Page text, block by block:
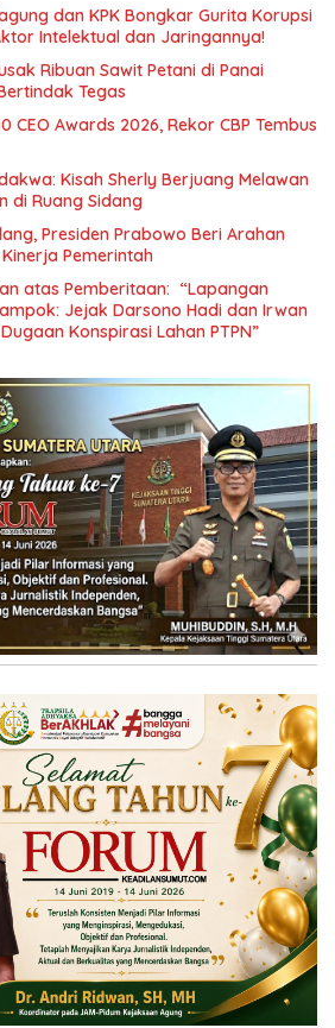
dan KPK Bongkar Gurita Korupsi
Intelektual dan Jaringannya!
Ribuan Sawit Petani di Panai
Tegas
CEO Awards 2026, Rekor CBP Tembus
Kisah Sherly Berjuang Melawan
di Ruang Sidang
Presiden Prabowo Beri Arahan
Pemerintah
atas Pemberitaan: “Lapangan
Jejak Darsono Hadi dan Irwan
Konspirasi Lahan PTPN”